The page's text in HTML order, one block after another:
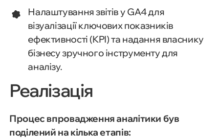
Налаштування звітів у GA4 для
візуалізації ключових показників
ефективності (KPI) та надання власнику
бізнесу зручного інструменту для
аналізу.
Реалізація
Процес впровадження аналітики був
поділений на кілька етапів: